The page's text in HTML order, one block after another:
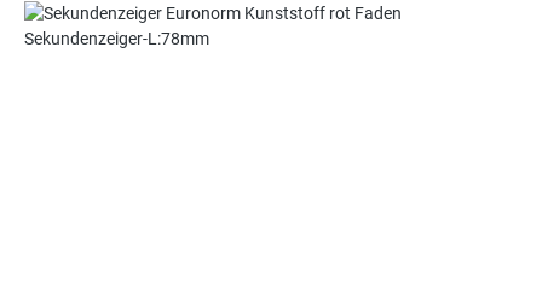
Bildergalerie überspringen